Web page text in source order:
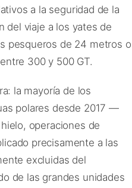
a la seguridad de la
del viaje a los yates de
pesqueros de 24 metros o
300 y 500 GT.
la mayoría de los
polares desde 2017 —
operaciones de
precisamente a las
excluidas del
de las grandes unidades